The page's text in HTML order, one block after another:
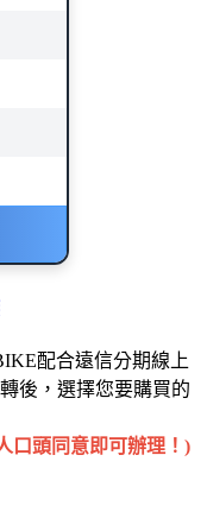
配合遠信分期線上
後，選擇您要購買的
口頭同意即可辦理！)